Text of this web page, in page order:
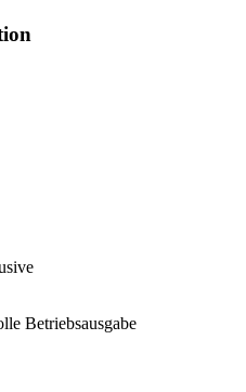
Betriebsausgabe